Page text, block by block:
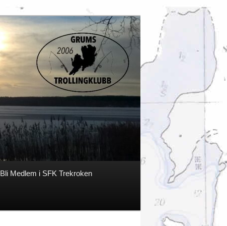
Bli Medlem i SFK Trekroken